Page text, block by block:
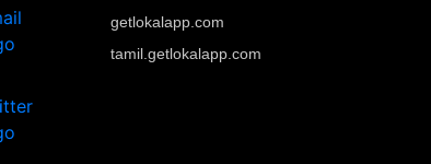
getlokalapp.com
tamil.getlokalapp.com